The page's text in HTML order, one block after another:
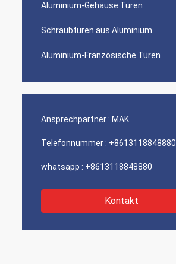
Aluminium-Gehäuse Türen
Schraubtüren aus Aluminium
Aluminium-Französische Türen
Ansprechpartner : MAK
Telefonnummer : +8613118848880
whatsapp : +8613118848880
Kontakt